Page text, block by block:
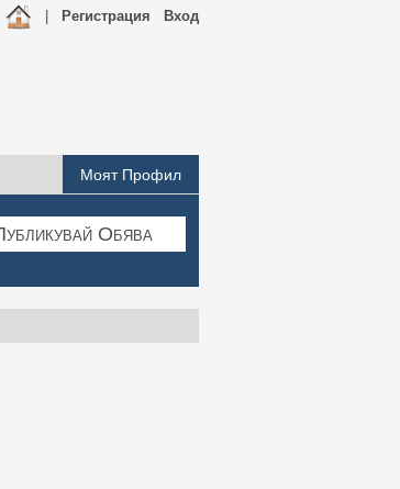
Вход
Регистрация
Моят Профил
Обява